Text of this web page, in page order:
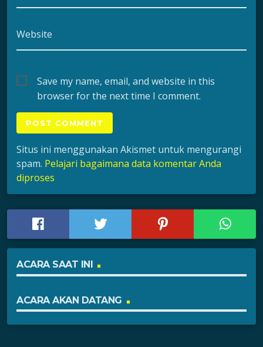
Website
Save my name, email, and website in this
browser for the next time I comment.
Situs ini menggunakan Akismet untuk mengurangi
spam. Pelajari bagaimana data komentar Anda
diproses
ACARA SAAT INI
ACARA AKAN DATANG